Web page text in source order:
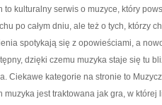
to kulturalny serwis o muzyce, który
po całym dniu, ale też o tych, którzy
spotykają się z opowieściami, a
dzięki czemu muzyka staje się tu
Ciekawe kategorie na stronie to
muzyka jest traktowana jak gra, w